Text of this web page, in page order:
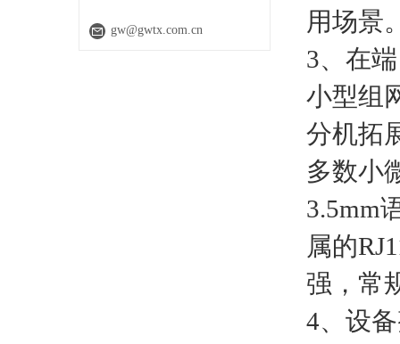
gw@gwtx.com.cn
用场景
3、在
小型组
分机拓
多数小
3.5mm
属的
强，常
4、设